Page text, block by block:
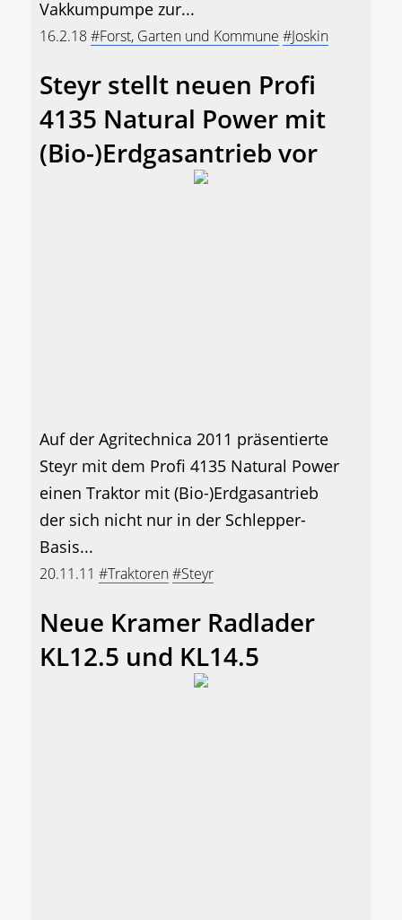
Vakkumpumpe zur...
16.2.18#Forst, Garten und Kommune #Joskin
Steyr stellt neuen Profi
4135 Natural Power mit
(Bio-)Erdgasantrieb vor
Auf der Agritechnica 2011 präsentierte
Steyr mit dem Profi 4135 Natural Power
einen Traktor mit (Bio-)Erdgasantrieb
der sich nicht nur in der Schlepper-
Basis...
20.11.11 #Traktoren#Steyr
Neue Kramer Radlader
KL12.5 und KL14.5